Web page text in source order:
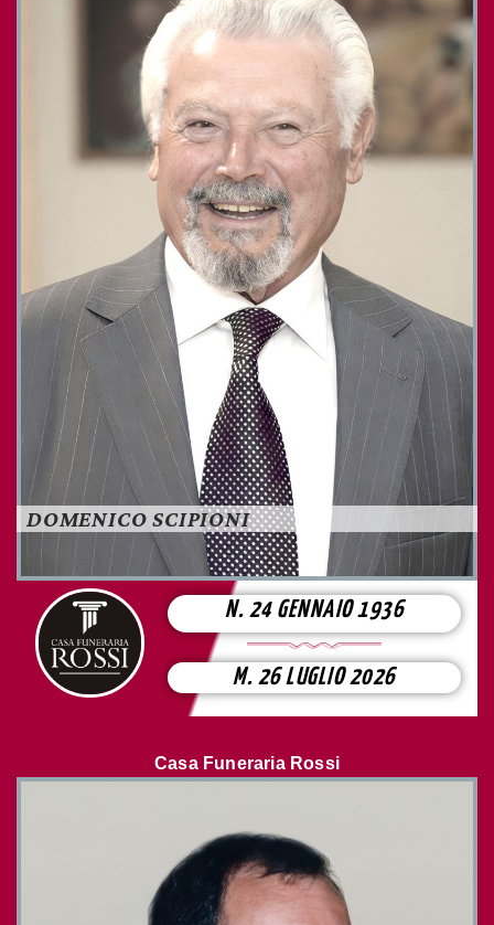
DOMENICO SCIPIONI
N. 24 GENNAIO 1936
M. 26 LUGLIO 2026
Casa Funeraria Rossi